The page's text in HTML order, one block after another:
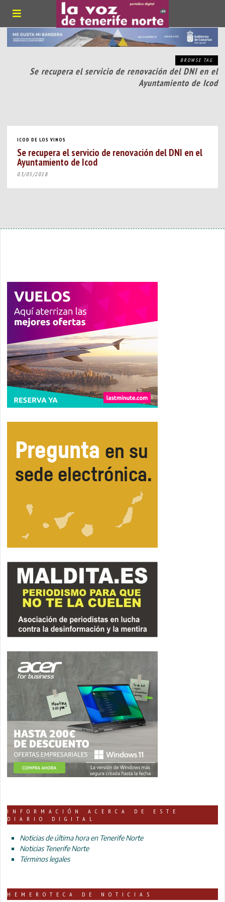
BROWSE TAG
Se recupera el servicio de renovación del DNI en el
Ayuntamiento de Icod
ICOD DE LOS VINOS
Se recupera el servicio de renovación del DNI en el
Ayuntamiento de Icod
03/05/2018
INFORMACIÓN ACERCA DE ESTE
DIARIO DIGITAL
Noticias de última hora en Tenerife Norte
Noticias Tenerife Norte
Términos legales
HEMEROTECA DE NOTICIAS